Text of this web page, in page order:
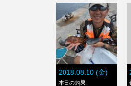
2018.08.10 (金)
本日の釣果